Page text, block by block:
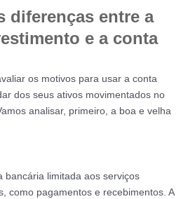
diferenças entre a
e a conta
os motivos para usar a conta
dos seus ativos movimentados no
analisar, primeiro, a boa e velha
bancária limitada aos serviços
como pagamentos e recebimentos. A